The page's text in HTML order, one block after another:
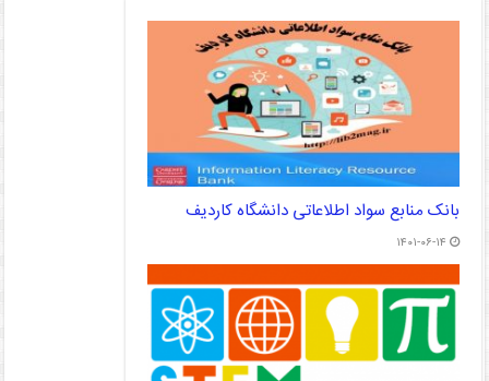
بانک منابع سواد اطلاعاتی دانشگاه کاردیف
۱۴۰۱-۰۶-۱۴